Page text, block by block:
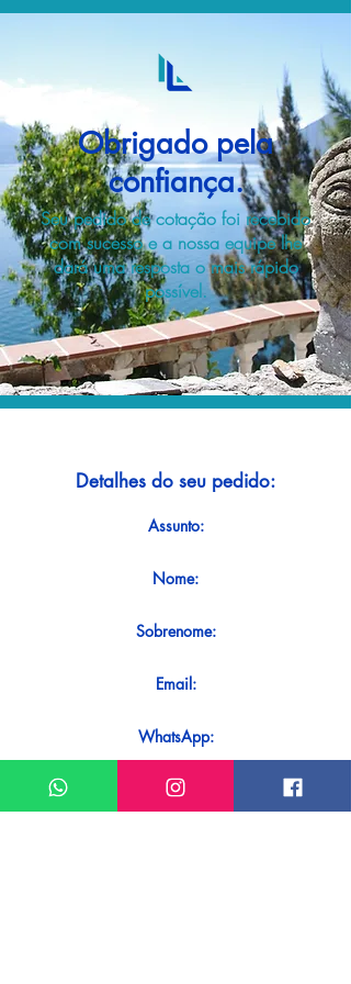
Obrigado pela
confiança.
Seu pedido de cotação foi recebido
com sucesso e a nossa equipe lhe
dará uma resposta o mais rápido
possível.
Detalhes do seu pedido:
Assunto:
Nome:
Sobrenome:
Email:
WhatsApp:
Mensagem: